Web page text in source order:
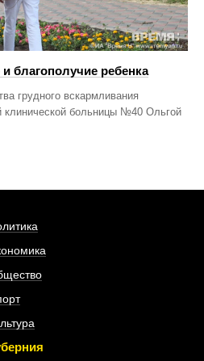
благополучие ребенка
грудного вскармливания
клинической больницы №40 Ольгой